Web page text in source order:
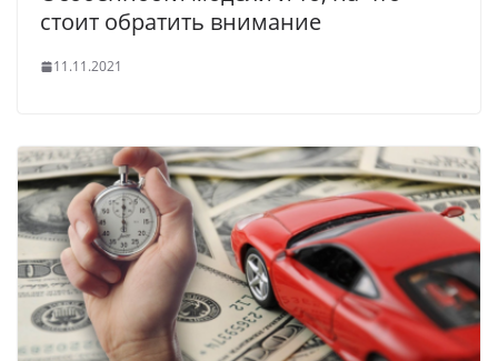
стоит обратить внимание
11.11.2021